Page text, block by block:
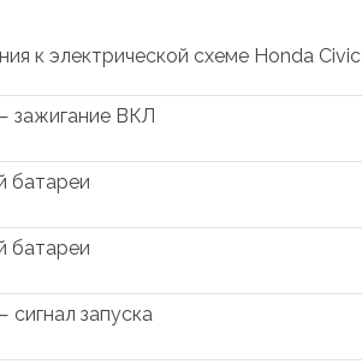
к электрической схеме Honda Civic
зажигание ВКЛ
батареи
батареи
сигнал запуска